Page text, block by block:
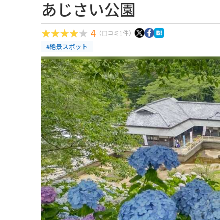
あじさい公園
4 （口コミ1件）
#絶景スポット